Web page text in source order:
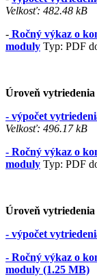
Velkosť: 482.48 kB
- Ročný výkaz o
moduly Typ: PDF
Úroveň
- výpočet
Velkosť: 496.17 kB
- Ročný výkaz o
moduly Typ: PDF
Úroveň
- výpočet
- Ročný výkaz o
moduly (1.25 MB)